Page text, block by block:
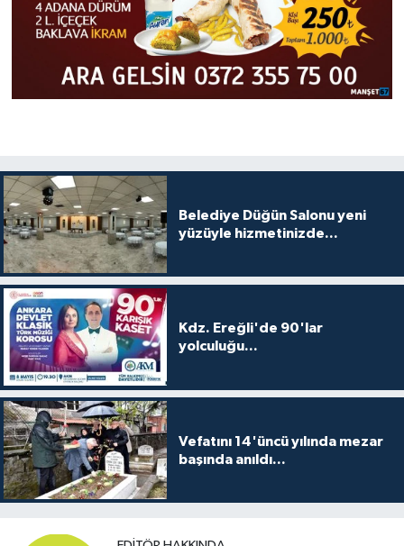
Belediye Düğün Salonu yeni
yüzüyle hizmetinizde...
Kdz. Ereğli'de 90'lar
yolculuğu...
Vefatını 14'üncü yılında mezar
başında anıldı...